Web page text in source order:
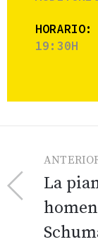
HORARIO:
19:30H
La